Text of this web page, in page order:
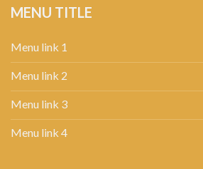
MENU TITLE
Menu link 1
Menu link 2
Menu link 3
Menu link 4